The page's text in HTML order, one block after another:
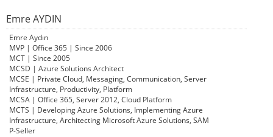
Emre AYDIN
Emre Aydın
MVP | Office 365 | Since 2006
MCT | Since 2005
MCSD | Azure Solutions Architect
MCSE | Private Cloud, Messaging, Communication, Server
Infrastructure, Productivity, Platform
MCSA | Office 365, Server 2012, Cloud Platform
MCTS | Developing Azure Solutions, Implementing Azure
Infrastructure, Architecting Microsoft Azure Solutions, SAM
P-Seller